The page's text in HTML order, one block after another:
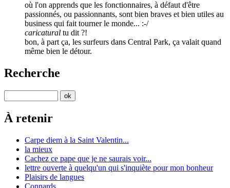
où l'on apprends que les fonctionnaires, à défaut d'être
passionnés, ou passionnants, sont bien braves et bien utiles au
business qui fait tourner le monde... :-/
caricatural tu dit ?!
bon, à part ça, les surfeurs dans Central Park, ça valait quand
même bien le détour.
Recherche
À retenir
Carpe diem à la Saint Valentin...
la mieux
Cachez ce pape que je ne saurais voir...
lettre ouverte à quelqu'un qui s'inquiète pour mon bonheur
Plaisirs de langues
Connards.